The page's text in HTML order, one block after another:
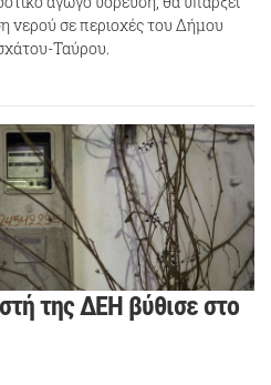
νερού σε περιοχές του Δήμου
Ταύρου.
της ΔΕΗ βύθισε στο